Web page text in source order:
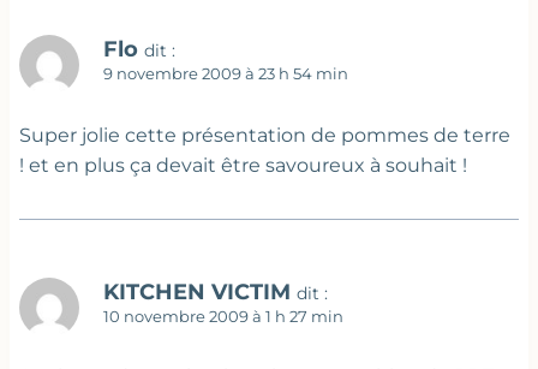
Flo dit :
9 novembre 2009 à 23 h 54 min
Super jolie cette présentation de pommes de terre
! et en plus ça devait être savoureux à souhait !
KITCHEN VICTIM dit :
10 novembre 2009 à 1 h 27 min